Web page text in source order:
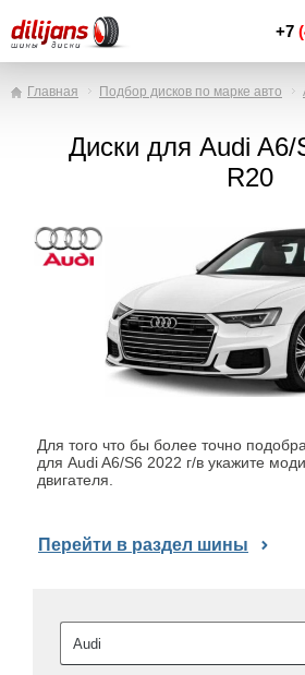
+7
Главная Подбор дисков по марке авто
Диски для Audi A6/
R20
Для того что бы более точно
для Audi A6/S6 2022 г/в укажите
двигателя.
Перейти в раздел шины